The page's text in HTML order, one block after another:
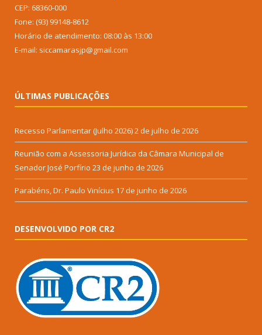
CEP: 68360-000
Fone: (93) 99148-8612
Horário de atendimento: 08:00 às 13:00
E-mail: siccamarasjp@gmail.com
ÚLTIMAS PUBLICAÇÕES
Recesso Parlamentar (Julho 2026)2 de julho de 2026
Reunião com a Assessoria Jurídica da Câmara Municipal de
Senador José Porfírio 23 de junho de 2026
Parabéns, Dr. Paulo Vinícius 17 de junho de 2026
DESENVOLVIDO POR CR2